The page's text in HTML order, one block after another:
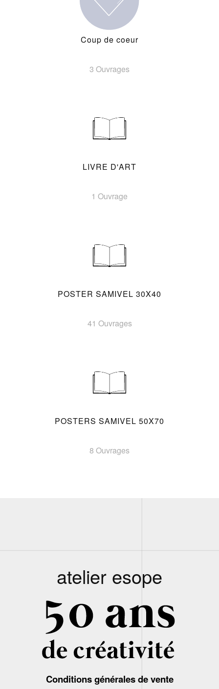
Coup de coeur
3 Ouvrages
LIVRE D'ART
1 Ouvrage
POSTER SAMIVEL 30X40
41 Ouvrages
POSTERS SAMIVEL 50X70
8 Ouvrages
atelier esope
Conditions générales de vente